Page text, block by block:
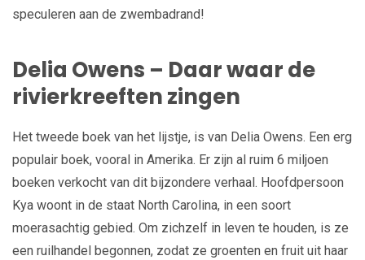
speculeren aan de zwembadrand!
Delia Owens – Daar waar de
rivierkreeften zingen
Het tweede boek van het lijstje, is van Delia Owens. Een erg
populair boek, vooral in Amerika. Er zijn al ruim 6 miljoen
boeken verkocht van dit bijzondere verhaal. Hoofdpersoon
Kya woont in de staat North Carolina, in een soort
moerasachtig gebied. Om zichzelf in leven te houden, is ze
een ruilhandel begonnen, zodat ze groenten en fruit uit haar